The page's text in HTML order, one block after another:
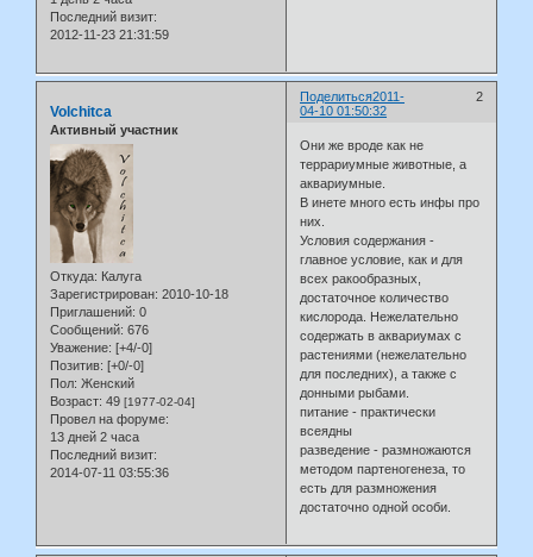
Последний визит:
2012-11-23 21:31:59
Поделиться 2
2011-
04-10 01:50:32
Volchitca
Активный участник
Откуда: Калуга
Зарегистрирован: 2010-10-18
Приглашений: 0
Сообщений: 676
Уважение: [+4/-0]
Позитив: [+0/-0]
Пол: Женский
Возраст: 49 [1977-02-04]
Провел на форуме:
13 дней 2 часа
Последний визит:
2014-07-11 03:55:36
Они же вроде как не
террариумные животные, а
аквариумные.
В инете много есть инфы про
них.
Условия содержания -
главное условие, как и для
всех ракообразных,
достаточное количество
кислорода. Нежелательно
содержать в аквариумах с
растениями (нежелательно
для последних), а также с
донными рыбами.
питание - практически
всеядны
разведение - размножаются
методом партеногенеза, то
есть для размножения
достаточно одной особи.